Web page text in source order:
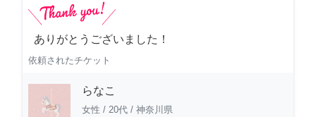
ありがとうございました！
依頼されたチケット
らなこ
女性 / 20代 / 神奈川県